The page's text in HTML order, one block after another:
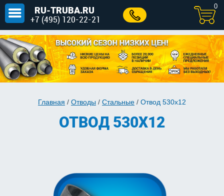
RU-TRUBA.RU
+7 (495) 120-22-21
0
Главная / Отводы / Стальные / Отвод 530х12
ОТВОД 530Х12